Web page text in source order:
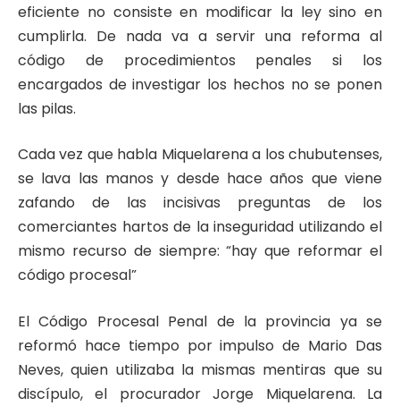
eficiente no consiste en modificar la ley sino en
cumplirla. De nada va a servir una reforma al
código de procedimientos penales si los
encargados de investigar los hechos no se ponen
las pilas.
Cada vez que habla Miquelarena a los chubutenses,
se lava las manos y desde hace años que viene
zafando de las incisivas preguntas de los
comerciantes hartos de la inseguridad utilizando el
mismo recurso de siempre: “hay que reformar el
código procesal”
El Código Procesal Penal de la provincia ya se
reformó hace tiempo por impulso de Mario Das
Neves, quien utilizaba la mismas mentiras que su
discípulo, el procurador Jorge Miquelarena. La